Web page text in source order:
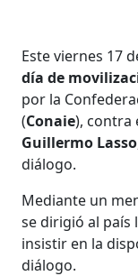
Este viernes 17
día de
por la
(Conaie), contra
Guillermo Lasso
diálogo.
Mediante un
se dirigió al país
insistir en la
diálogo.